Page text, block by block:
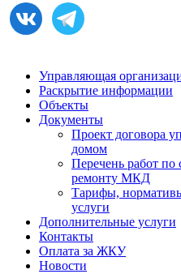
Управляющая
Раскрытие информации
Объекты
Документы
Проект договора
домом
Перечень работ
ремонту МКД
Тарифы,
услуги
Дополнительные услуги
Контакты
Оплата за ЖКУ
Новости